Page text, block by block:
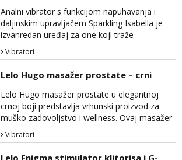
dodir i siguran za tijelo, pružajući vam
potpunu udobnost tijekom korištenja....
Analni vibrator s funkcijom napuhavanja i
daljinskim upravljačem Sparkling Isabella je
izvanredan uređaj za one koji traže
ekskluzivno iskustvo i intenzivnu stimulaciju.
Ovaj luksuzni vibrator kombinira niz naprednih
značajki kako bi pružio nevjerojatne senzacije
i potpunu kontrolu. Izrađen od
visokokvalitetnog, tijelu prijateljskog silikona,
Sparkling Isabella nudi nježnu teksturu i
sigurnost ...
Vibratori
Lelo Hugo masažer prostate – crni
Lelo Hugo masažer prostate u elegantnoj
crnoj boji predstavlja vrhunski proizvod za
muško zadovoljstvo i wellness. Ovaj masažer
dizajniran je za pružanje dubokih i intenzivnih
senzacija, istovremeno ciljajući prostati i
perineum, kako biste postigli nevjerojatno
Vibratori
Lelo Enigma stimulator klitorisa i G-